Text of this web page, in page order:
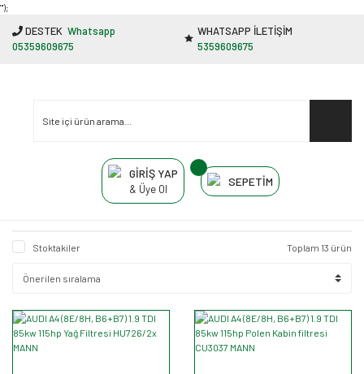
"');
DESTEK Whatsapp
05359609675
WHATSAPP İLETİŞİM
5359609675
GİRİŞ YAP
& Üye Ol
SEPETİM
Stoktakiler Toplam 13 ürün